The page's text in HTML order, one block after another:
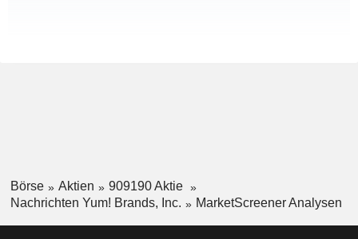
Börse Aktien
909190 Aktie
Nachrichten Yum! Brands, Inc.
MarketScreener Analysen